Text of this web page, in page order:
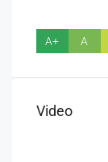
A+ A
Video